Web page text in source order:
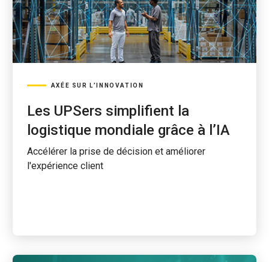
AXÉE SUR L’INNOVATION
Les UPSers simplifient la
logistique mondiale grâce à l’IA
Accélérer la prise de décision et améliorer
l'expérience client